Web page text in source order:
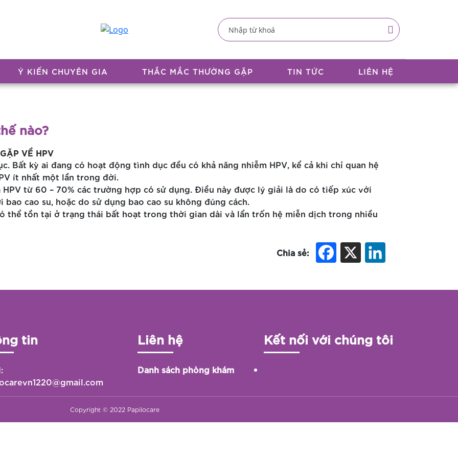
Ý KIẾN CHUYÊN GIA THẮC MẮC THƯỜNG GẶP TIN TỨC LIÊN HỆ
nào?
VỀ HPV
Bất kỳ ai đang có hoạt động tình dục đều có khả năng nhiễm HPV, kể cả khi chỉ quan hệ
ít nhất một lần trong đời.
từ 60 – 70% các trường hợp có sử dụng. Điều này được lý giải là do có tiếp xúc với
cao su, hoặc do sử dụng bao cao su không đúng cách.
thể tồn tại ở trạng thái bất hoạt trong thời gian dài và lẩn trốn hệ miễn dịch trong nhiều
Chia sẻ:
tin Liên hệ
Danh sách phòng khám
Kết nối với chúng tôi
Copyright © 2022 Papilocare